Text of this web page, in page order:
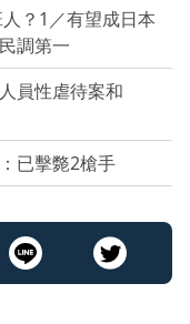
？1／有望成日本
調第一
員性虐待案和
已擊斃2槍手